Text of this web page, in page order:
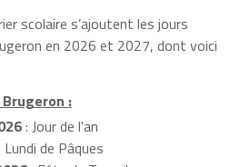
scolaire s’ajoutent les jours
en 2026 et 2027, dont voici
:
: Jour de l'an
Lundi de Pâques